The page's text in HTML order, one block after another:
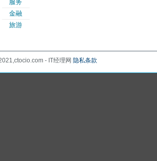
服务
金融
旅游
- IT经理网 隐私条款